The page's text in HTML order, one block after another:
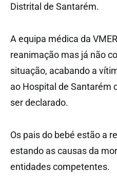
Distrital de Santarém.
A equipa médica da
reanimação mas já não
situação, acabando a
ao Hospital de Santarém
ser declarado.
Os pais do bebé estão a
estando as causas da
entidades competentes.